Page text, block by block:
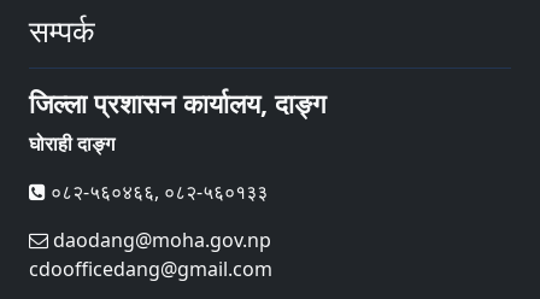
सम्पर्क
जिल्ला प्रशासन कार्यालय, दाङ्ग
घोराही दाङ्ग
०८२-५६०४६६, ०८२-५६०१३३
daodang@moha.gov.np
cdoofficedang@gmail.com